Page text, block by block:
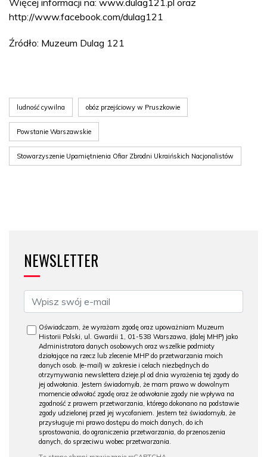
Więcej informacji na: www.dulag121.pl oraz
http://www.facebook.com/dulag121
Źródło: Muzeum Dulag 121
ludność cywilna obóz przejściowy w Pruszkowie
Powstanie Warszawskie
Stowarzyszenie Upamiętnienia Ofiar Zbrodni Ukraińskich Nacjonalistów
NEWSLETTER
Oświadczam, że wyrażam zgodę oraz upoważniam Muzeum
Historii Polski, ul. Gwardii 1, 01-538 Warszawa, (dalej MHP) jako
Administratora danych osobowych oraz wszelkie podmioty
działające na rzecz lub zlecenie MHP do przetwarzania moich
danych osob. (e-mail) w zakresie i celach niezbędnych do
otrzymywania newslettera dzieje.pl od dnia wyrażenia tej zgody do
jej odwołania. Jestem świadomy/a, że mam prawo w dowolnym
momencie odwołać zgodę oraz że odwołanie zgody nie wpływa na
zgodność z prawem przetwarzania, którego dokonano na podstawie
zgody udzielonej przed jej wycofaniem. Jestem też świadomy/a, że
przysługuje mi prawo dostępu do moich danych, do ich
sprostowania, do ograniczenia przetwarzania, do przenoszenia
danych, do sprzeciwu wobec przetwarzania.